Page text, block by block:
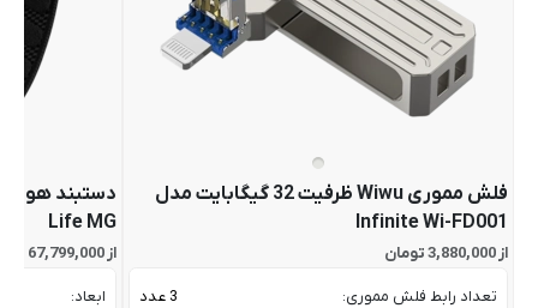
فلش مموری Wiwu ظرفیت 32 گیگابایت مدل
Infinite Wi-FD001
از 3,880,000 تومان
تعداد رابط فلش مموری:
3 عدد
Life MG
از 67,799,000 تومان
ابعاد: